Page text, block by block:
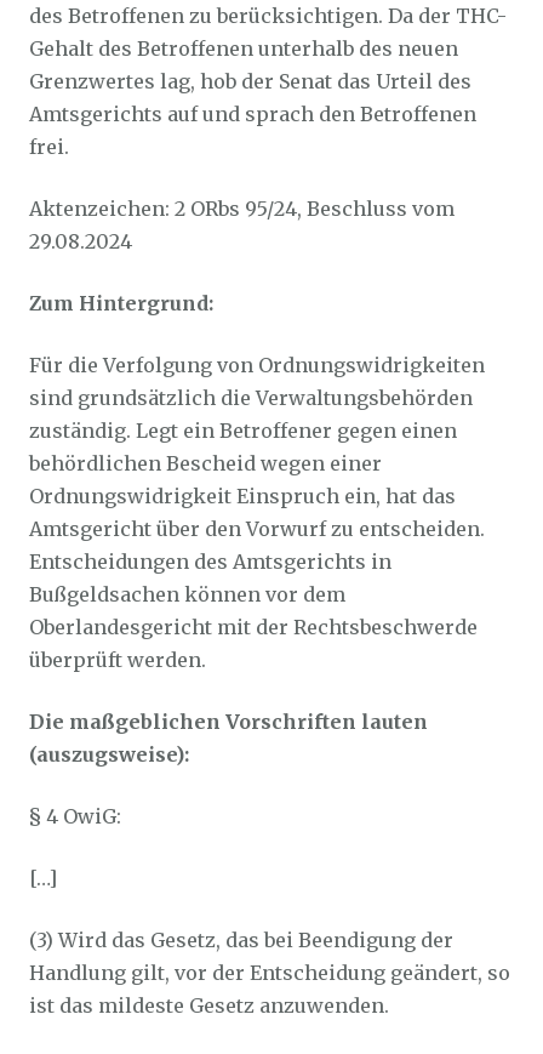
des Betroffenen zu berücksichtigen. Da der THC-
Gehalt des Betroffenen unterhalb des neuen
Grenzwertes lag, hob der Senat das Urteil des
Amtsgerichts auf und sprach den Betroffenen
frei.
Aktenzeichen: 2 ORbs 95/24, Beschluss vom
29.08.2024
Zum Hintergrund:
Für die Verfolgung von Ordnungswidrigkeiten
sind grundsätzlich die Verwaltungsbehörden
zuständig. Legt ein Betroffener gegen einen
behördlichen Bescheid wegen einer
Ordnungswidrigkeit Einspruch ein, hat das
Amtsgericht über den Vorwurf zu entscheiden.
Entscheidungen des Amtsgerichts in
Bußgeldsachen können vor dem
Oberlandesgericht mit der Rechtsbeschwerde
überprüft werden.
Die maßgeblichen Vorschriften lauten
(auszugsweise):
§ 4 OwiG:
[…]
(3) Wird das Gesetz, das bei Beendigung der
Handlung gilt, vor der Entscheidung geändert, so
ist das mildeste Gesetz anzuwenden.